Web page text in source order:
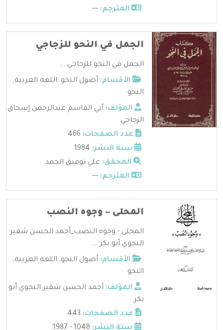
المترجم: ---
الجمل في النحو للزجاجي
الجمل في النحو للزجاجي ...
الأقسام: أصول النحو, اللغة العربية,
النحو
المؤلف: أبي القاسم عبدالرحمن إسحاق
الزجاجي
عدد الصفحات:
سنة النشر:
المحقق: علي توفيق الحمد
المترجم: ---
المحلى – وجوه النصب
المحلى - وجوه النصب_أحمد الحسن شقير
النحوي أبو بكر ...
الأقسام: أصول النحو, اللغة العربية,
النحو
المؤلف: أحمد الحسن شقير النحوي أبو
بكر
عدد الصفحات:
سنة النشر: